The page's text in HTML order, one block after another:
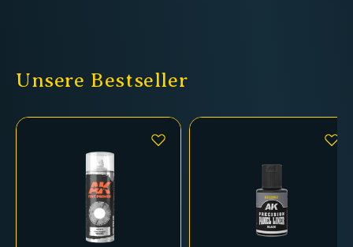
Unsere Bestseller